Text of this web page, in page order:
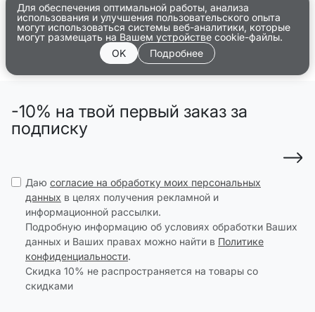
Для обеспечения оптимальной работы, анализа
использования и улучшения пользовательского опыта
могут использоваться системы веб-аналитики, которые
могут размещать на Вашем устройстве cookie-файлы.
OK
Подробнее
-10% на твой первый заказ за
подписку
Даю согласие на обработку моих персональных
данных в целях получения рекламной и
информационной рассылки.
Подробную информацию об условиях обработки Ваших
данных и Ваших правах можно найти в Политике
конфиденциальности.
Скидка 10% не распространяется на товары со
скидками